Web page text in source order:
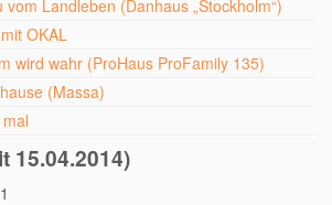
vom Landleben (Danhaus „Stockholm“)
OKAL
wird wahr (ProHaus ProFamily 135)
(Massa)
15.04.2014)